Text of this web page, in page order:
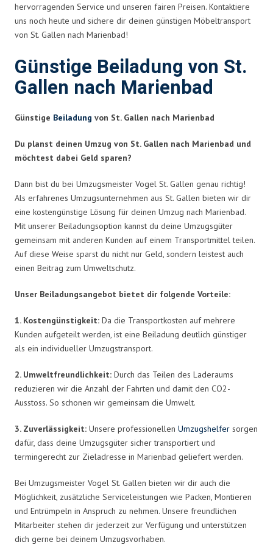
hervorragenden Service und unseren fairen Preisen. Kontaktiere
uns noch heute und sichere dir deinen günstigen Möbeltransport
von St. Gallen nach Marienbad!
Günstige Beiladung von St.
Gallen nach Marienbad
Günstige Beiladung von St. Gallen nach Marienbad
Du planst deinen Umzug von St. Gallen nach Marienbad und
möchtest dabei Geld sparen?
Dann bist du bei Umzugsmeister Vogel St. Gallen genau richtig!
Als erfahrenes Umzugsunternehmen aus St. Gallen bieten wir dir
eine kostengünstige Lösung für deinen Umzug nach Marienbad.
Mit unserer Beiladungsoption kannst du deine Umzugsgüter
gemeinsam mit anderen Kunden auf einem Transportmittel teilen.
Auf diese Weise sparst du nicht nur Geld, sondern leistest auch
einen Beitrag zum Umweltschutz.
Unser Beiladungsangebot bietet dir folgende Vorteile:
1. Kostengünstigkeit: Da die Transportkosten auf mehrere
Kunden aufgeteilt werden, ist eine Beiladung deutlich günstiger
als ein individueller Umzugstransport.
2. Umweltfreundlichkeit: Durch das Teilen des Laderaums
reduzieren wir die Anzahl der Fahrten und damit den CO2-
Ausstoss. So schonen wir gemeinsam die Umwelt.
3. Zuverlässigkeit: Unsere professionellen Umzugshelfer sorgen
dafür, dass deine Umzugsgüter sicher transportiert und
termingerecht zur Zieladresse in Marienbad geliefert werden.
Bei Umzugsmeister Vogel St. Gallen bieten wir dir auch die
Möglichkeit, zusätzliche Serviceleistungen wie Packen, Montieren
und Entrümpeln in Anspruch zu nehmen. Unsere freundlichen
Mitarbeiter stehen dir jederzeit zur Verfügung und unterstützen
dich gerne bei deinem Umzugsvorhaben.